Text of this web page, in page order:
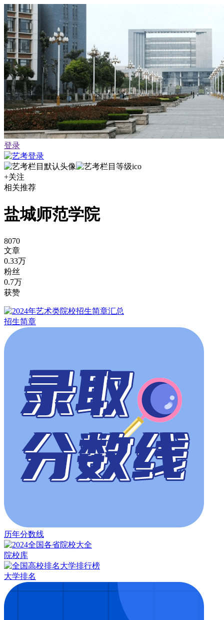
登录
+关注
相关推荐
盐城师范学院
8070
文章
0.33万
粉丝
0.7万
获赞
招生简章
历年分数线
院校库
大学排名